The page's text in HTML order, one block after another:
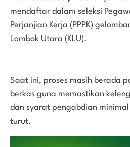
mendaftar dalam seleksi
Perjanjian Kerja (PPPK)
Lombok Utara (KLU).
Saat ini, proses masih berada
berkas guna memastikan
dan syarat pengabdian
turut.